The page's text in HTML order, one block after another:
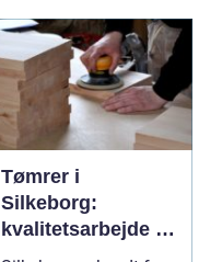
Tømrer i
Silkeborg:
kvalitetsarbejde til
overkommelige